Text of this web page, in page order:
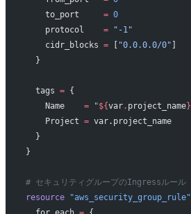
    to_port
     =
0
    protocol
    =
"-1"
    cidr_blocks
= [ "0.0.0.0/0"
  }
  tags
= {
    Name
= "${var. project_name}
    Project
= var.project_name
  }
}
# セキュリティグループのIngressルール
resource "aws_security_group_rule"